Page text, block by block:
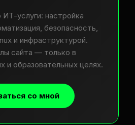
ИТ-услуги: настройка
безопасность,
и инфраструктурой.
сайта — только в
и образовательных целях.
со мной